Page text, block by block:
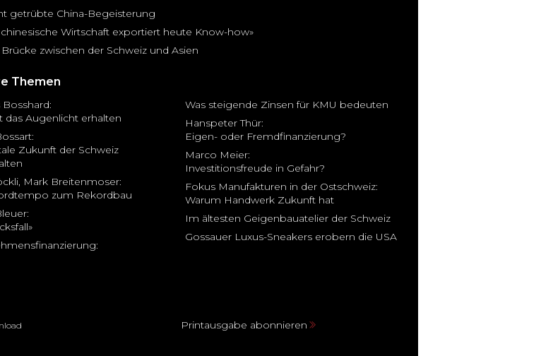
getrübte China-Begeisterung
chinesische Wirtschaft exportiert heute Know-how»
Brücke zwischen der Schweiz und Asien
Themen
das Augenlicht erhalten
Zukunft der Schweiz
Mark Breitenmoser:
zum Rekordbau
Was steigende Zinsen für KMU bedeuten
Hanspeter Thür:
Eigen- oder Fremdfinanzierung?
Marco Meier:
Investitionsfreude in Gefahr?
Fokus Manufakturen in der Ostschweiz:
Warum Handwerk Zukunft hat
Im ältesten Geigenbauatelier der Schweiz
Gossauer Luxus-Sneakers erobern die USA
Printausgabe abonnieren